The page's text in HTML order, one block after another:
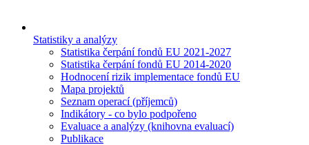
Statistiky a analýzy
Statistika čerpání fondů EU 2021-2027
Statistika čerpání fondů EU 2014-2020
Hodnocení rizik implementace fondů EU
Mapa projektů
Seznam operací (příjemců)
Indikátory - co bylo podpořeno
Evaluace a analýzy (knihovna evaluací)
Publikace